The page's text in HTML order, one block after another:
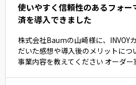
使いやすく信頼性のあるフォー
済を導入できました
株式会社Baumの山崎様に、INVOY
だいた感想や導入後のメリットにつ
事業内容を教えてください オーダ